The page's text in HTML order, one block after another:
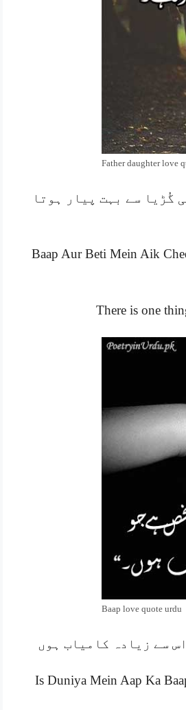
Father daughter love
گُڑیا سے بہت پیار ہوتا
Baap Aur Beti Mein Aik
There is one
Baap love quote urdu
سے زیادہ کامیاب ہوں
Is Duniya Mein Aap Ka